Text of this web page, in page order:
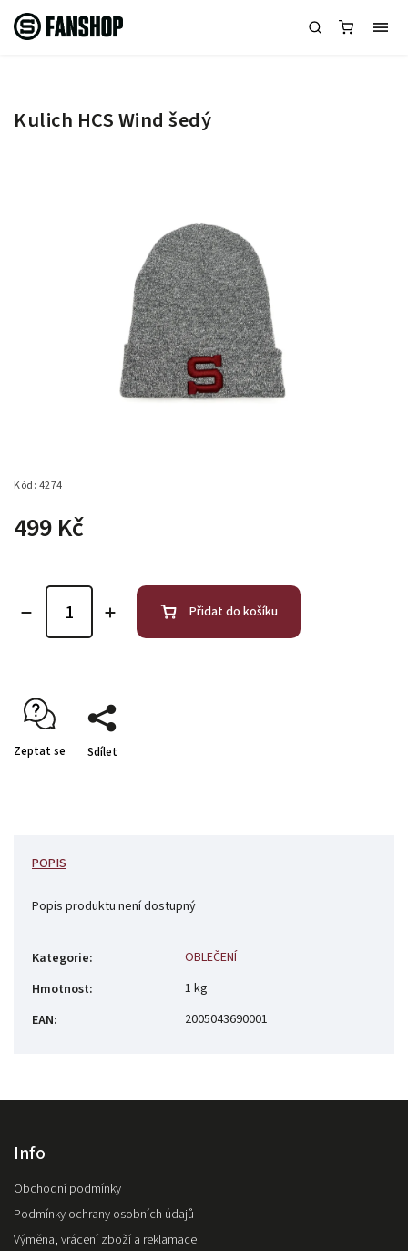
Kulich HCS Wind šedý
Kód: 4274
499 Kč
Přidat do košíku
Zeptat se Sdílet
POPIS
Popis produktu není dostupný
Kategorie:
OBLEČENÍ
Hmotnost:
1 kg
EAN: 2005043690001
Info
Obchodní podmínky
Podmínky ochrany osobních údajů
Výměna, vrácení zboží a reklamace